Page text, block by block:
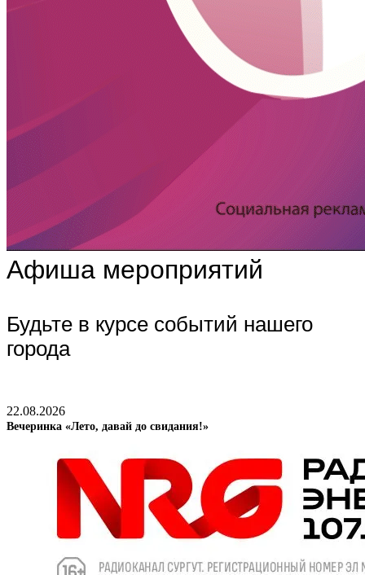
Афиша мероприятий
Будьте в курсе событий нашего
города
22.08.2026
Вечеринка «Лето, давай до свидания!»